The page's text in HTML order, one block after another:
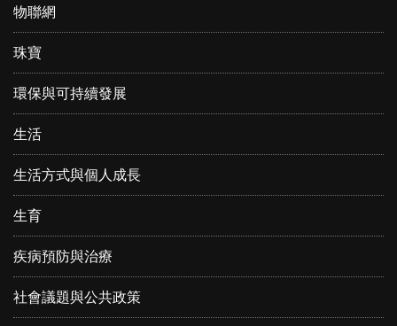
物聯網
珠寶
環保與可持續發展
生活
生活方式與個人成長
生育
疾病預防與治療
社會議題與公共政策